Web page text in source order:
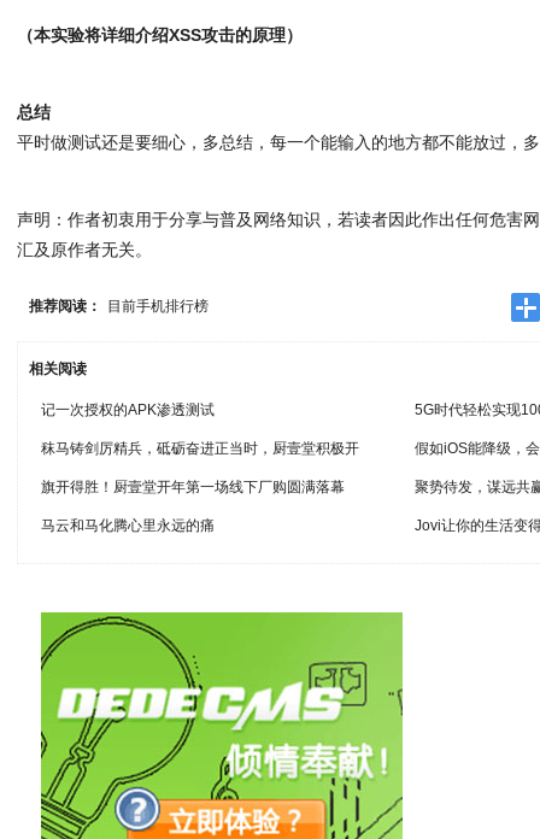
（本实验将详细介绍XSS攻击的原理）
总结
平时做测试还是要细心，多总结，每一个能输入的地方都不能放过，
声明：作者初衷用于分享与普及网络知识，若读者因此作出任何危害
汇及原作者无关。
推荐阅读： 目前手机排行榜
相关阅读
记一次授权的APK渗透测试 5G时代轻松实现
秣马铸剑厉精兵，砥砺奋进正当时，厨壹堂积极开 假如iOS能降级，
旗开得胜！厨壹堂开年第一场线下厂购圆满落幕 聚势待发，谋远共
马云和马化腾心里永远的痛 Jovi让你的生活变